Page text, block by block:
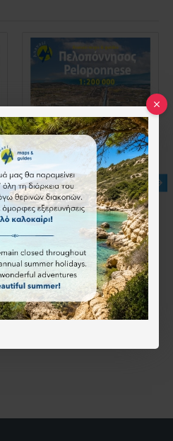
Πελοπόννησος • Οδικός χάρτης 1:200.000
9.50€
Καλάθι